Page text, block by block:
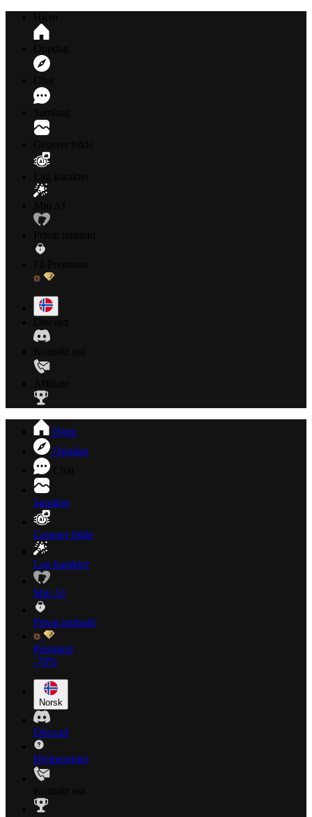
Hjem
Oppdag
Samling
Generer bilde
Lag karakter
Min AI
Privat innhold
Premium
-70%
Norsk
Discord
Hjelpesenter